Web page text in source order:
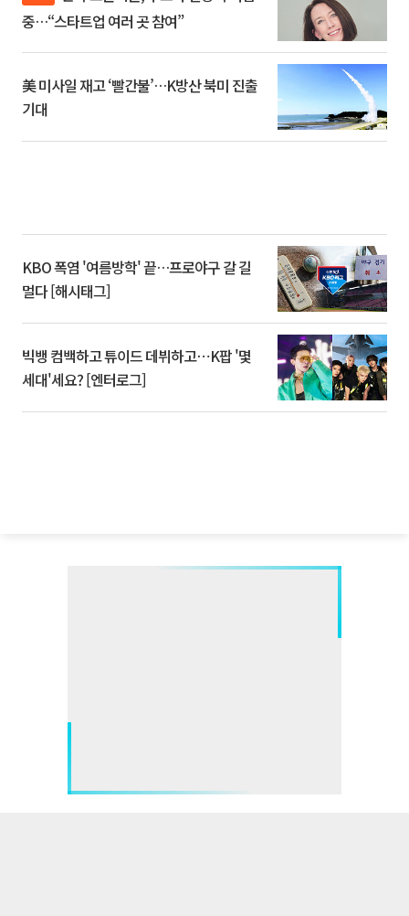
중…“스타트업 여러 곳 참여”
美 미사일 재고 ‘빨간불’…K방산 북미 진출
기대
KBO 폭염 '여름방학' 끝…프로야구 갈 길
멀다 [해시태그]
빅뱅 컴백하고 튜이드 데뷔하고⋯K팝 '몇
세대'세요? [엔터로그]